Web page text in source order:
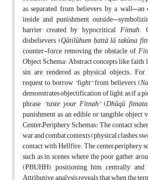
as separated from believers by a
inside and punishment
barrier created by hypocritical Fitnah.
disbelievers (Qātilūhum ḥattā lā takūna
counter-force removing the obstacle of
Object Schema: Abstract concepts like faith,
sin are rendered as physical objects. For
request to borrow “light”from believers (
demonstrates objectification of light, as if a
phrase “taste your Fitnah”(Dhūqū
punishment as an edible or tangible object
Center–Periphery Schemas: The contact
war and combat contexts (physical clashes,
contact with Hellfire. The center–periphery
such as in scenes where the poor gather
(PBUHH), positioning him centrally and